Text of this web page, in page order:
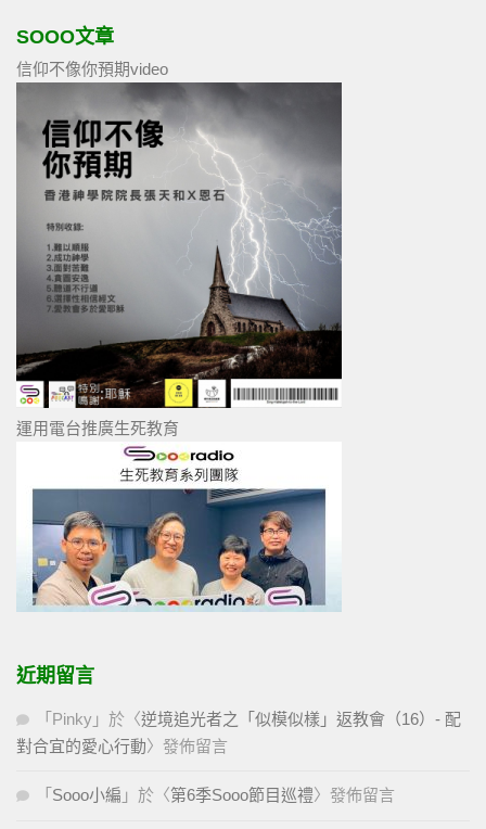
SOOO文章
信仰不像你預期video
運用電台推廣生死教育
近期留言
「 Pinky 」於〈逆境追光者之「似模似樣」返教會（16）- 配
對合宜的愛心行動〉發佈留言
「 Sooo小編 」於〈第6季Sooo節目巡禮〉發佈留言